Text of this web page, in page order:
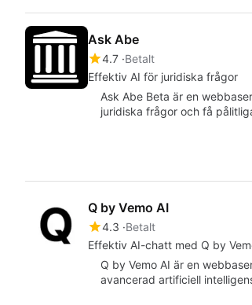
Ask Abe
4.7 Betalt
Effektiv AI för juridiska frågor
Ask Abe Beta är en
juridiska frågor och få
Q by Vemo AI
4.3 Betalt
Effektiv AI-chatt med Q by
Q by Vemo AI är en
avancerad artificiell